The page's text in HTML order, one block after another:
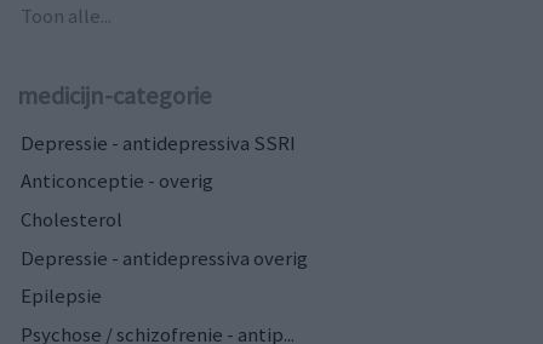
Toon alle...
medicijn-categorie
Depressie - antidepressiva SSRI
Anticonceptie - overig
Cholesterol
Depressie - antidepressiva overig
Epilepsie
Psychose / schizofrenie - antip...